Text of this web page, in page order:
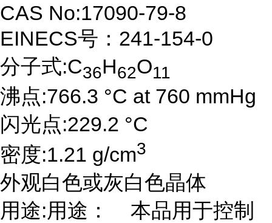
CAS No:17090-79-8
EINECS号：241-154-0
分子式:C36H62O11
沸点:766.3 °C at 760 mmHg
闪光点:229.2 °C
密度:1.21 g/cm3
外观白色或灰白色晶体
用途:用途： 本品用于控制